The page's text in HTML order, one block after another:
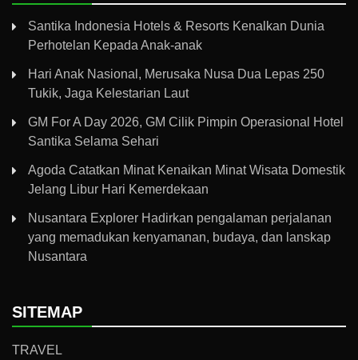
Santika Indonesia Hotels & Resorts Kenalkan Dunia
Perhotelan Kepada Anak-anak
Hari Anak Nasional, Merusaka Nusa Dua Lepas 250
Tukik, Jaga Kelestarian Laut
GM For A Day 2026, GM Cilik Pimpin Operasional Hotel
Santika Selama Sehari
Agoda Catatkan Minat Kenaikan Minat Wisata Domestik
Jelang Libur Hari Kemerdekaan
Nusantara Explorer Hadirkan pengalaman perjalanan
yang memadukan kenyamanan, budaya, dan lanskap
Nusantara
SITEMAP
TRAVEL